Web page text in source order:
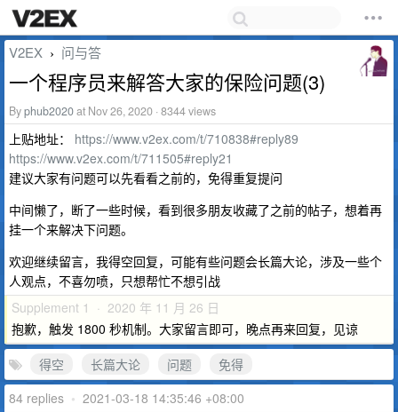
V2EX › 问与答
一个程序员来解答大家的保险问题(3)
Byphub2020at Nov 26, 2020 · 8344 views
上贴地址： https://www.v2ex.com/t/710838#reply89
https://www.v2ex.com/t/711505#reply21
建议大家有问题可以先看看之前的，免得重复提问
中间懒了，断了一些时候，看到很多朋友收藏了之前的帖子，想着再
挂一个来解决下问题。
欢迎继续留言，我得空回复，可能有些问题会长篇大论，涉及一些个
人观点，不喜勿喷，只想帮忙不想引战
Supplement 1 · 2020 年 11 月 26 日
抱歉，触发 1800 秒机制。大家留言即可，晚点再来回复，见谅
得空
长篇大论 问题
免得
84 replies • 2021-03-18 14:35:46 +08:00